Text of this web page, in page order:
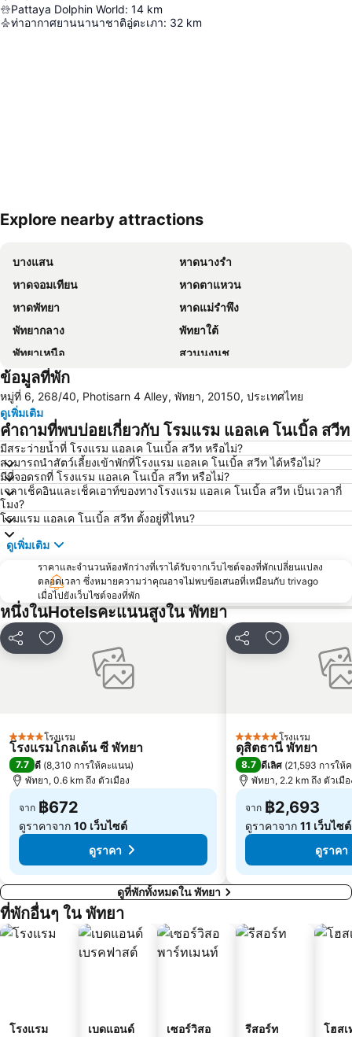
Pattaya Dolphin World: 14 km
ท่าอากาศยานนานาชาติอู่ตะเภา: 32 km
Explore nearby attractions
บางแสน
หาดนางรำ
หาดจอมเทียน
หาดตาแหวน
หาดพัทยา
หาดแม่รำพึง
พัทยากลาง
พัทยาใต้
พัทยาเหนือ
สวนนงนุช
หาดแสม
เกาะขาม
ถนนคนเดิน
แสมสาร
สนามบินนานาชาติอู่ตะเภา
วันไหล
CentralFestival Pattaya Beach ท่าเรือแหลมฉบัง
สวนเสือศรีราชา
สถานีรถไฟพัทยา
บิ๊กซี เอ็กซ์ตร้า พัทยา3
Bali Hai Pier
อนุสาวรีย์กรมหลวงชุมพรเขตอุดมศักดิ์
เอสเอฟเอ็กซ์ ซีเนม่า เซ็นทรัลพัทยาบีช
Art in Paradise
พัทยาเทเลกราฟฮิลล์
ข้อมูลที่พัก
หมู่ที่ 6, 268/40, Photisarn 4 Alley, พัทยา, 20150, ประเทศไทย
ดูเพิ่มเติม
คำถามที่พบบ่อยเกี่ยวกับ โรมแรม แอลเค โนเบิ้ล สวีท
มีสระว่ายน้ำที่ โรงแรม แอลเค โนเบิ้ล สวีท หรือไม่?
สามารถนำสัตว์เลี้ยงเข้าพักที่โรงแรม แอลเค โนเบิ้ล สวีท ได้หรือไม่?
มีที่จอดรถที่ โรงแรม แอลเค โนเบิ้ล สวีท หรือไม่?
เวลาเช็คอินและเช็คเอาท์ของทางโรงแรม แอลเค โนเบิ้ล สวีท เป็นเวลากี่
โมง?
โรมแรม แอลเค โนเบิ้ล สวีท ตั้งอยู่ที่ไหน?
ดูเพิ่มเติม
ราคาและจำนวนห้องพักว่างที่เราได้รับจากเว็บไซต์จองที่พักเปลี่ยนแปลง
ตลอดเวลา ซึ่งหมายความว่าคุณอาจไม่พบข้อเสนอที่เหมือนกับ trivago
เมื่อไปยังเว็บไซต์จองที่พัก
หนึ่งในHotelsคะแนนสูงใน พัทยา
แชร์ เพิ่มในรายการโปรด
4 ดาว โรงแรม
โรงแรมโกลเด้น ซี พัทยา
7.7 ดี (8,310 การให้คะแนน)
พัทยา, 0.6 km ถึง ตัวเมือง
จาก ฿672
ดูราคาจาก 10 เว็บไซต์
ดูราคา
แชร์ เพิ่มในรายกา
5 ดาว โรงแรม
ดุสิตธานี พัทยา
8.7 ดีเลิศ (21,593 การให้
พัทยา, 2.2 km ถึง ตัวเมือ
จาก ฿2,693
ดูราคาจาก 11 เว็บไซต์
ดูราคา
ดูที่พักทั้งหมดใน พัทยา
ที่พักอื่นๆ ใน พัทยา
โรงแรม
เบดแอนด์
เซอร์วิสอ
รีสอร์ท โฮสเ